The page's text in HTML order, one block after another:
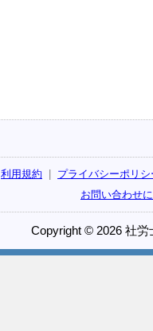
利用規約
プライバシーポリシ
お問い合わせ
Copyright © 2026 社